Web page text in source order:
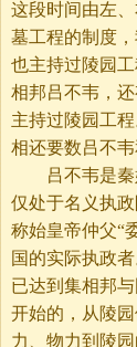
这段时间由左
墓工程的制度
也主持过陵园
相邦吕不韦，
主持过陵园工
相还要数吕不韦
吕不韦是秦始
仅处于名义执
称始皇帝仲父“
国的实际执政
已达到集相邦
开始的，从陵
力、物力到陵